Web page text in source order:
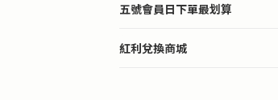
五號會員日下單最划算
紅利兌換商城